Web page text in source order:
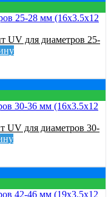
UV для диаметров 25-
UV для диаметров 30-